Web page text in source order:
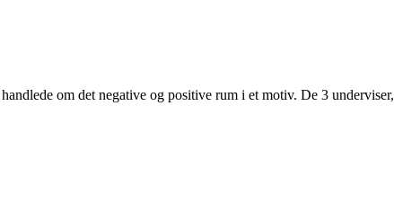
om det negative og positive rum i et motiv. De 3 underviser,